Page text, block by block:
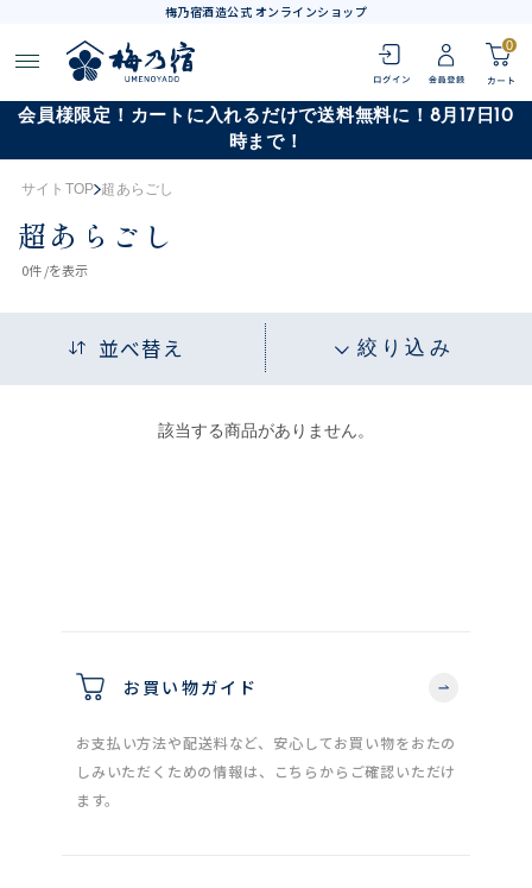
梅乃宿酒造公式 オンラインショップ
0
会員様限定！カートに入れるだけで送料無料に！8月17日10
時まで！
サイトTOP 超あらごし
超あらごし
0件 /を表示
並べ替え 絞り込み
該当する商品がありません。
お買い物ガイド
お支払い方法や配送料など、安心してお買い物をおたの
しみいただくための情報は、こちらからご確認いただけ
ます。